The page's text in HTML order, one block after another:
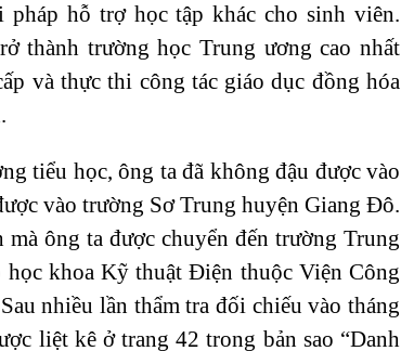
hỗ trợ học tập khác cho sinh viên.
thành trường học Trung ương cao nhất
và thực thi công tác giáo dục đồng hóa
tiểu học, ông ta đã không đậu được vào
vào trường Sơ Trung huyện Giang Đô.
ông ta được chuyển đến trường Trung
khoa Kỹ thuật Điện thuộc Viện Công
nhiều lần thẩm tra đối chiếu vào tháng
liệt kê ở trang 42 trong bản sao “Danh